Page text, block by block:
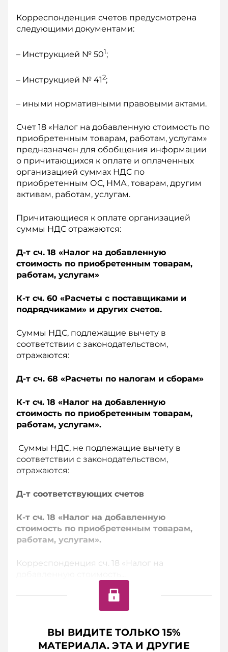
Корреспонденция счетов предусмотрена
следующими документами:
– Инструкцией № 501;
– Инструкцией № 412;
– иными нормативными правовыми актами.
Счет 18 «Налог на добавленную стоимость по
приобретенным товарам, работам, услугам»
предназначен для обобщения информации
о причитающихся к оплате и оплаченных
организацией суммах НДС по
приобретенным ОС, НМА, товарам, другим
активам, работам, услугам.
Причитающиеся к оплате организацией
суммы НДС отражаются:
Д-т сч. 18 «Налог на добавленную
стоимость по приобретенным товарам,
работам, услугам»
К-т сч. 60 «Расчеты с поставщиками и
подрядчиками» и других счетов.
Суммы НДС, подлежащие вычету в
соответствии с законодательством,
отражаются:
Д-т сч. 68 «Расчеты по налогам и сборам»
К-т сч. 18 «Налог на добавленную
стоимость по приобретенным товарам,
работам, услугам».
Суммы НДС, не подлежащие вычету в
соответствии с законодательством,
отражаются:
Д-т соответствующих счетов
К-т сч. 18 «Налог на добавленную
стоимость по приобретенным товарам,
работам, услугам».
Корреспонденция сч. 18 «Налог на
ВЫ ВИДИТЕ ТОЛЬКО 15%
МАТЕРИАЛА. ЭТА И ДРУГИЕ